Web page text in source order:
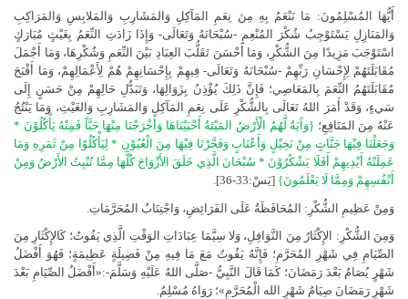
أَيُّهَا المُسْلِمُونَ: مَا نَنْعَمُ بِهِ مِنَ نِعَمِ المَآكِلِ وَالمَشَارِبِ وَالمَلابِسِ وَالمَرَاكِبِ
وَالمَنَازِلِ يَسْتَوْجِبُ شُكْرَ المُنْعِمِ -سُبْحَانَهُ وَتَعَالَى- وَإِذَا زَادَتِ النِّعَمُ بِغَيْثٍ مُبَارَكٍ
اسْتَوْجَبَ مَزِيدًا مِنَ الشُّكْرِ، وَمَا أَحْسَنَ تَقَلُّبَ العِبَادِ بَيْنَ النِّعَمِ وَشُكْرِهَا، وَمَا أَجْمَلَ
مُقَابَلَتَهُمْ لِإِحْسَانِ رَبِّهِمْ -سُبْحَانَهُ وَتَعَالَى- فِيهِمْ بِإِحْسَانِهِمْ هُمْ لِأَعْمَالِهِمْ، وَمَا أَقْبَحَ
مُقَابَلَتَهُمُ النِّعَمَ بِالمَعَاصِي؛ فَإِنَّ ذَلِكَ يُؤْذِنُ بِزَوَالِهَا، وَتَبَدُّلِ حَالِهِمْ مِنْ حَسَنٍ إِلَى
سَيءٍ، وَقَدْ أَمَرَ اللهُ تَعَالَى بِالشُّكْرِ عَلَى نِعَمِ المَآكِلِ وَالمَشَارِبِ وَالغَيْثِ، وَمَا يَنْتُجُ
عَنْهُ مِنَ المَنَافِعِ؛ {وَآَيَةٌ لَّهُمُ الْأَرْضُ المَيْتَةُ أَحْيَيْنَاهَا وَأَخْرَجْنَا مِنْهَا حَبَّاً فَمِنْهُ يَأْكُلُوْنَ *
وَجَعَلْنَا فِيْهَا جَنَّاتٍ مِنْ نَخِيْلٍ وَأَعْنَابٍ وَفَجَّرْنَا فِيْهَا مِنَ الْعُيُوْنِ * لِيَأْكُلُوْا مِنْ ثَمَرِهِ وَمَا
عَمِلَتْهُ أَيْدِيهِمْ أَفَلَا يَشْكُرُوْنَ * سُبْحَانَ الَّذِي خَلَقَ الأَزْوَاجَ كُلَّهَا مِمَّا تُنْبِتُ الأَرْضُ وَمِنْ
أَنْفُسِهِمْ وَمِمَّا لَا يَعْلَمُونَ} [يَسْ:33-36].
وَمِنْ عَظِيمِ الشُّكْرِ: المُحَافَظَةُ عَلَى الفَرَائِضِ، وَاجْتِنَابُ المُحَرَّمَاتِ.
وَمِنَ الشُّكْرِ: الإِكْثَارُ مِنَ النَّوَافِلِ، وَلا سِيَّمَا عِبَادَاتِ الوَقْتِ الَّذِي يَفُوتُ؛ كَالإِكْثَارِ مِنَ
الصِّيَامِ فِي شَهْرِ المُحَرَّمِ؛ فَإِنَّهُ يَفُوتُ مَعَ مَا فِيهِ مِنْ فَضِيلَةٍ عَظِيمَةٍ؛ فَهُوَ أَفْضَلُ
شَهْرٍ يُصَامُ بَعْدَ رَمَضَانَ؛ كَمَا قَالَ النَّبِيُّ -صَلَّى اللهُ عَلَيْهِ وَسَلَّمَ-:«أَفْضَلُ الصِّيَامِ بَعْدَ
شَهْرِ رَمَضَانَ صِيَامُ شَهْرِ الله الْمُحَرَّمِ»؛ رَوَاهُ مُسْلِمٌ.